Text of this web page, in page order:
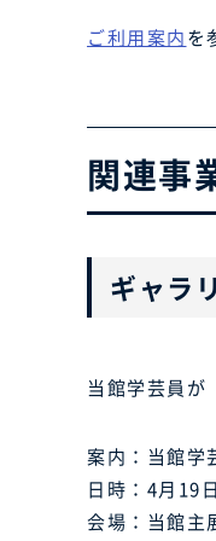
ご利用案内を
関連事
ギャラ
当館学芸員が
案内：当館学
日時：4月19
会場：当館主